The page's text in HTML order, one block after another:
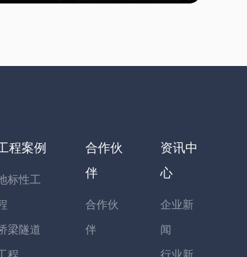
程案例
标性工
梁隧道
程
合作伙
伴
合作伙
伴
资讯中
心
企业新
闻
行业新